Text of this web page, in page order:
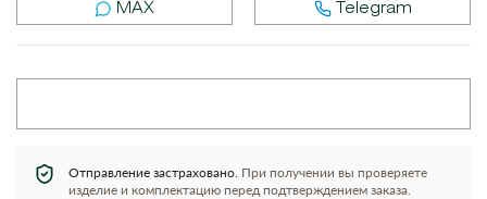
MAX Telegram
Отправление застраховано. При получении вы проверяете
изделие и комплектацию перед подтверждением заказа.